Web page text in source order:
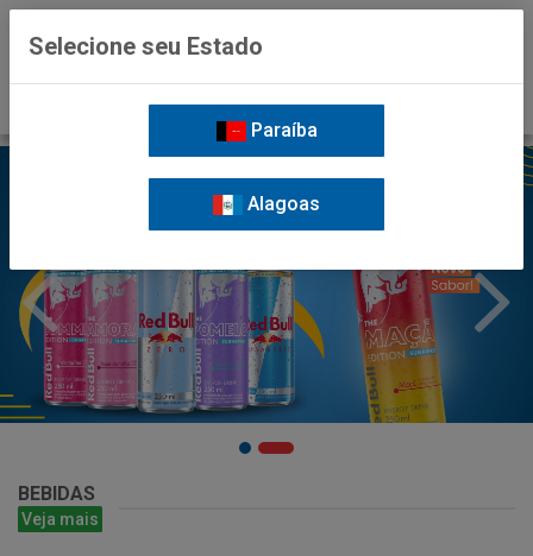
BEBIDAS
Veja mais
Selecione seu Estado
Paraíba
Alagoas